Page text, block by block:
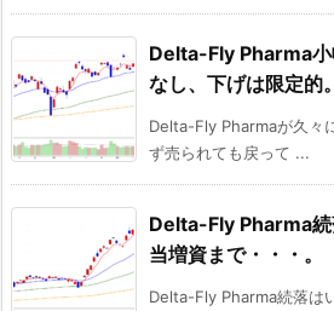
Delta-Fly Pharma小
なし、下げは限定的。
Delta-Fly Pharmaが久々
ず売られても戻って ...
Delta-Fly Pharma続
当増資まで・・・。
Delta-Fly Pharma続落は